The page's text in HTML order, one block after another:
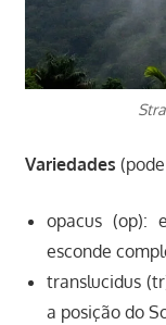
Variedades
opacus (op):
esconde
translucidus
a posição do